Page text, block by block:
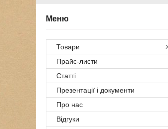
Товари
Прайс-листи
Статті
Презентації і документи
Про нас
Відгуки